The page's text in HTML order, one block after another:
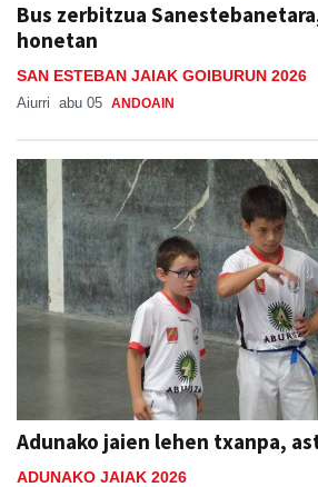
Bus zerbitzua
honetan
SAN ESTEBAN JAIAK GOIBURUN 2026
Aiurri abu 05 ANDOAIN
Adunako jaien lehen txanpa,
ADUNAKO JAIAK 2026